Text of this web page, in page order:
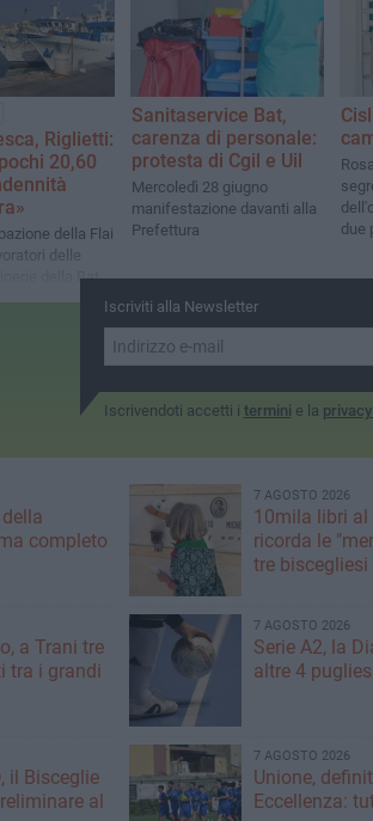
Vittorio Emanuele II
Riglietti:
20,60
della Flai
delle
della Bat
Sanitaservice Bat,
carenza di personale:
protesta di Cgil e Uil
Mercoledì 28 giugno
manifestazione davanti alla
Prefettura
due
Iscriviti alla Newsletter
Iscrivendoti accetti i termini e la
completo
7 AGOSTO 2026
10mila libri al
ricorda le
tre biscegliesi
a Trani tre
tra i grandi
7 AGOSTO 2026
Serie A2, la
altre 4
il Bisceglie
al
7 AGOSTO 2026
Unione,
Eccellenza: